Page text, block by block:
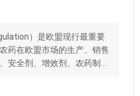
）是欧盟现行最重要
药在欧盟市场的生产、销售
安全剂、增效剂、农药制剂